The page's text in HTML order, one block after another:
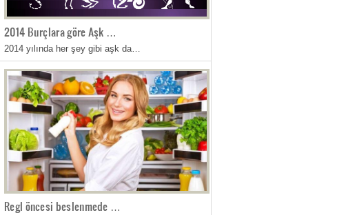
2014 Burçlara göre Aşk …
2014 yılında her şey gibi aşk da…
Regl öncesi beslenmede …